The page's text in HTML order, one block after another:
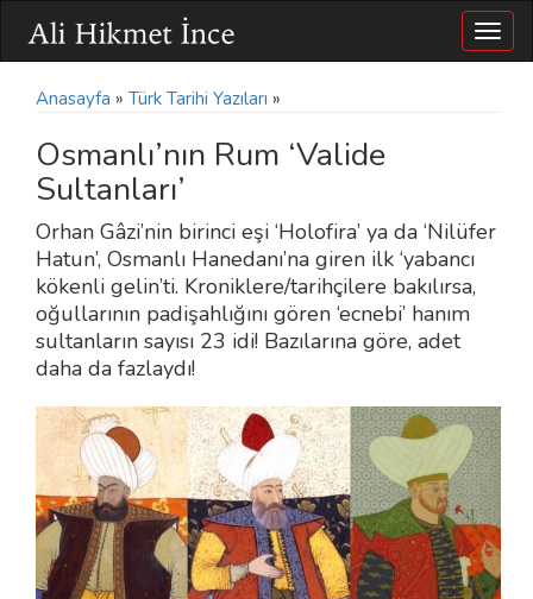
Anasayfa » Türk Tarihi Yazıları »
Osmanlı’nın Rum ‘Valide
Sultanları’
Orhan Gâzi’nin birinci eşi ‘Holofira’ ya da ‘Nilüfer
Hatun’, Osmanlı Hanedanı’na giren ilk ‘yabancı
kökenli gelin’ti. Kroniklere/tarihçilere bakılırsa,
oğullarının padişahlığını gören ‘ecnebi’ hanım
sultanların sayısı 23 idi! Bazılarına göre, adet
daha da fazlaydı!